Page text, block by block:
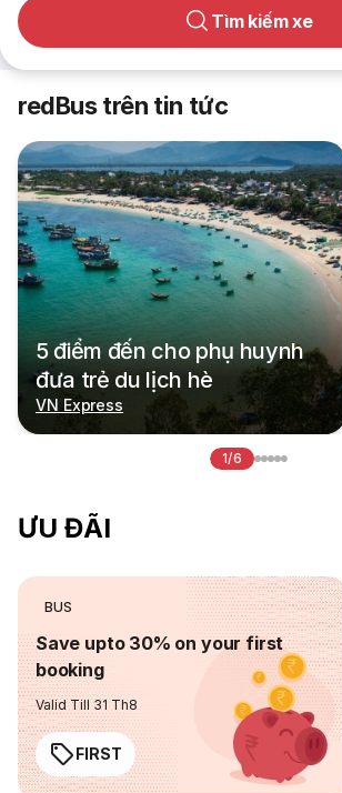
Tìm kiếm xe
redBus trên tin tức
5 điểm đến cho phụ huynh
đưa trẻ du lịch hè
VN Express
1/6
ƯU ĐÃI
BUS
Save upto 30% on your first
booking
Valid Till 31 Th8
FIRST